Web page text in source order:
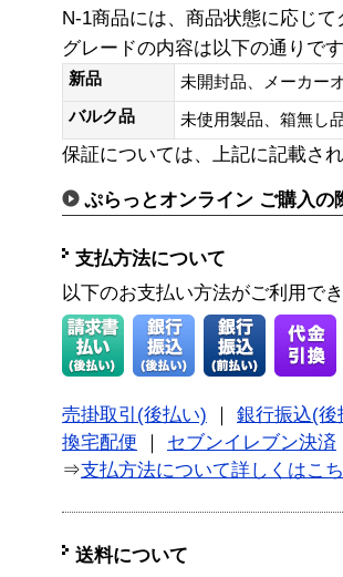
N-1商品には、商品状態に応じ
グレードの内容は以下の通りで
新品
未開封品、メーカー
バルク品
未使用製品、箱無
保証については、上記に記載さ
ぷらっとオンライン ご購入の
支払方法について
以下のお支払い方法がご利用で
売掛取引(後払い)
銀行振込(後
換宅配便
セブンイレブン決済
⇒支払方法について詳しくはこ
送料について